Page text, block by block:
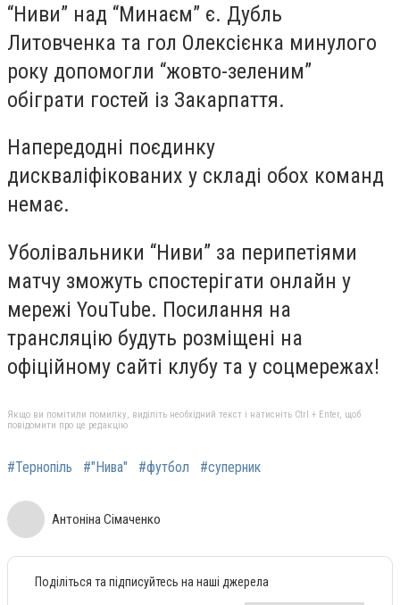
“Ниви” над “Минаєм” є. Дубль
Литовченка та гол Олексієнка минулого
року допомогли “жовто-зеленим”
обіграти гостей із Закарпаття.
Напередодні поєдинку
дискваліфікованих у складі обох команд
немає.
Уболівальники “Ниви” за перипетіями
матчу зможуть спостерігати онлайн у
мережі YouTube. Посилання на
трансляцію будуть розміщені на
офіційному сайті клубу та у соцмережах!
Якщо ви помітили помилку, виділіть необхідний текст і натисніть Ctrl + Enter, щоб
повідомити про це редакцію
#Тернопіль #"Нива" #футбол #суперник
Антоніна Сімаченко
Поділіться та підписуйтесь на наші джерела